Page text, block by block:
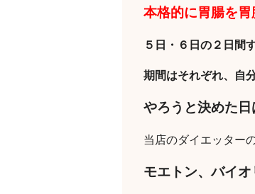
本格的に胃腸を胃
５日・６日の２日間
期間はそれぞれ、自
やろうと決めた
当店のダイエッター
モエトン、バイ